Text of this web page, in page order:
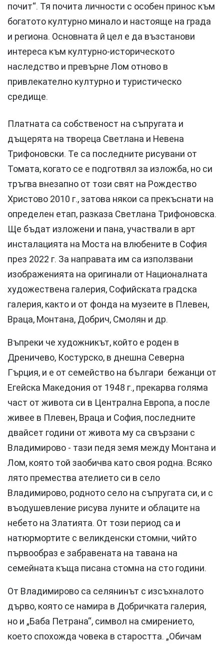
почит“. Тя почита личности с особен принос към
богатото културно минало и настояще на града
и региона. Основната й цел е да възстанови
интереса към културно-историческото
наследство и превърне Лом отново в
привлекателно културно и туристическо
средище.
Платната са собственост на съпругата и
дъщерята на твореца Светлана и Невена
Трифоновски. Те са последните рисувани от
Томата, когато се е подготвял за изложба, но си
тръгва внезапно от този свят на Рождество
Христово 2010 г., затова някои са прекъснати на
определен етап, разказа Светлана Трифоновска.
Ще бъдат изложени и пана, участвали в арт
инсталацията на Моста на влюбените в София
през 2022 г. За направата им са използвани
изображенията на оригинали от Националната
художествена галерия, Софийската градска
галерия, както и от фонда на музеите в Плевен,
Враца, Монтана, Добрич, Смолян и др.
Въпреки че художникът, който е роден в
Дреничево, Костурско, в днешна Северна
Гърция, и е от семейство на българи бежанци от
Егейска Македония от 1948 г., прекарва голяма
част от живота си в Централна Европа, а после
живее в Плевен, Враца и София, последните
двайсет години от живота му са свързани с
Владимирово - тази педя земя между Монтана и
Лом, която той заобичва като своя родна. Всяко
лято премества ателието си в село
Владимирово, родното село на съпругата си, и с
въодушевление рисува луните и облаците на
небето на Златията. От този период са и
натюрмортите с великденски стомни, чийто
първообраз е забравената на тавана на
семейната къща писана стомна на сто години.
От Владимирово са селянинът с изсъхналото
дърво, която се намира в Добричката галерия,
но и „Баба Петрана“, символ на смирението,
което спохожда човека в старостта. „Обичам